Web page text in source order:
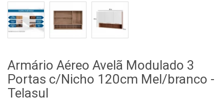
Armário Aéreo Avelã Modulado 3
Portas c/Nicho 120cm Mel/branco -
Telasul